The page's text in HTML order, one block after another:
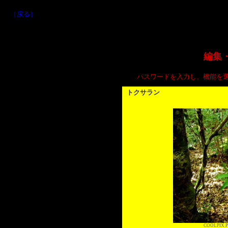
［戻る］
編集
パスワードを入力し、機能を
トクサラン
COOLPIX